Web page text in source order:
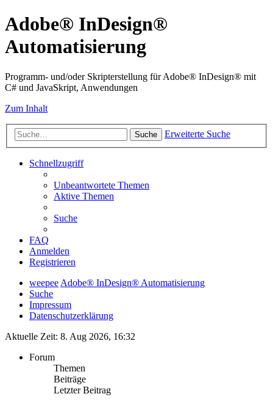
Adobe® InDesign®
Automatisierung
Programm- und/oder Skripterstellung für Adobe® InDesign® mit
C# und JavaSkript, Anwendungen
Zum Inhalt
Suche Erweiterte Suche
Schnellzugriff
Unbeantwortete Themen
Aktive Themen
Suche
FAQ
Anmelden
Registrieren
weepeeAdobe® InDesign® Automatisierung
Suche
Impressum
Datenschutzerklärung
Aktuelle Zeit: 8. Aug 2026, 16:32
Forum
Themen
Beiträge
Letzter Beitrag